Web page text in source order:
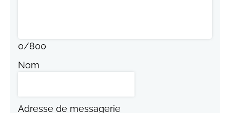
0/800
Nom
Adresse de messagerie